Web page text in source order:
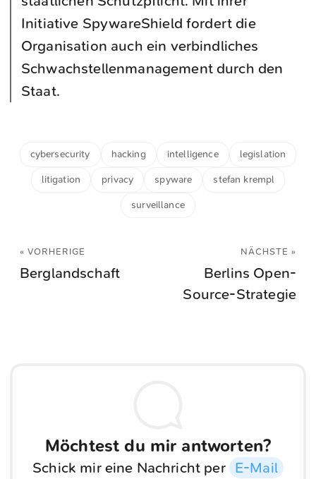
Initiative SpywareShield fordert die
Organisation auch ein verbindliches
Schwachstellenmanagement durch den
Staat.
cybersecurity hacking intelligence legislation
litigation privacy spyware stefan krempl
surveillance
« VORHERIGE
Berglandschaft
NÄCHSTE »
Berlins Open-
Source-Strategie
Möchtest du mir antworten?
Schick mir eine Nachricht per E-Mail